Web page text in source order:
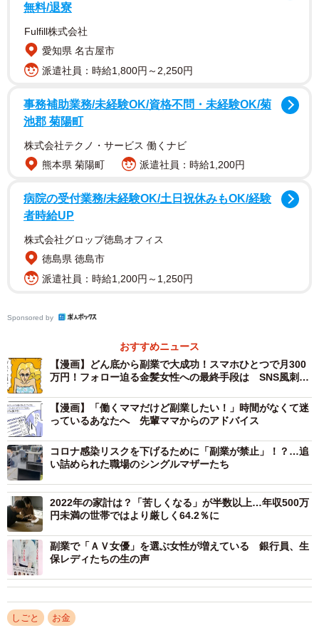
副業を始めたのはいつですか？（提供画像）
「副業を考えるようになったきっかけはなんですか」と聞
いたところ、以下のような回答が寄せられました。
・収入を増やしたいため：（266）
・趣味や得意なことを収入にしたいと思ったから：（74）
・本業の収入が減少したから：（69）
・本業の仕事内容が好きではないから：（12）
・会社が副業を解禁しているから：（7）
・副業で社会貢献したいため：（5）
※（）内の数字は回答数
また、「コロナにより、本業の仕事に影響はありました
か」と聞いたところ、以下のような回答が寄せられたそう
です。
・変わらない：（154）
・本業の収入が減った：（95）
・本業の時間が減った：（84）
・本業のオンラインでの仕事が増えた：（43）
・本業の移動時間が減った：（35）
・本業の働く場所が変わった：（24）
無料/退寮
Fulfill株式会社
愛知県 名古屋市
派遣社員：時給1,800円～2,250円
事務補助業務/未経験OK/資格不問・未経験OK/菊
池郡 菊陽町
株式会社テクノ・サービス 働くナビ
熊本県 菊陽町
派遣社員：時給1,200円
病院の受付業務/未経験OK/土日祝休みもOK/経験
者時給UP
株式会社グロップ徳島オフィス
徳島県 徳島市
派遣社員：時給1,200円～1,250円
Sponsored by
おすすめニュース
【漫画】どん底から副業で大成功！スマホひとつで月300
万円！フォロー迫る金髪女性への最終手段は SNS風刺漫
【漫画】「働くママだけど副業したい！」時間がなくて迷
っているあなたへ 先輩ママからのアドバイス
コロナ感染リスクを下げるために「副業が禁止」！？…追
い詰められた職場のシングルマザーたち
2022年の家計は？「苦しくなる」が半数以上…年収500万
円未満の世帯ではより厳しく64.2％に
副業で「ＡＶ女優」を選ぶ女性が増えている 銀行員、生
保レディたちの生の声
しごと お金